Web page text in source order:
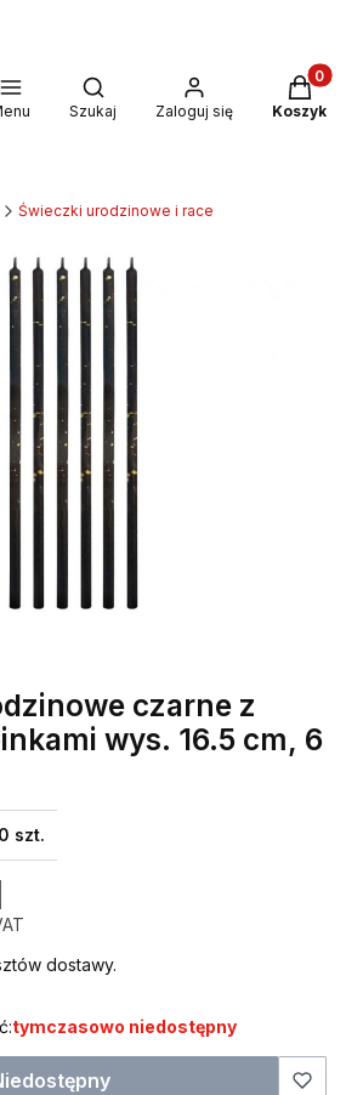
Otwórz wyszukiwarkę
Szukaj Zaloguj się Koszyk
Świeczki urodzinowe i race
czarne z
wys. 16.5 cm, 6
szt.
dostawy.
tymczasowo niedostępny